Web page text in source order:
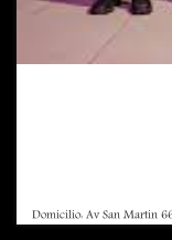
Domicilio: Av San Martin